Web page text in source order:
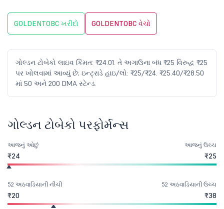
GOLDENTOBC ખરીદો GOLDENTOBC વેચો
ગોલ્ડન ટોબેકો લાઇવ કિંમત: ₹24.01. તે અગાઉના બંધ ₹25 વિરુદ્ધ ₹25
પર ખોલવામાં આવ્યું છે; ઇન્ટ્રાડે હાઇ/લો: ₹25/₹24. ₹25.40/₹28.50
માં 50 અને 200 DMA સ્ટેન્ડ.
ગોલ્ડન ટોબેકો પરફોર્મન્સ
આજનું ઓછું
₹24
આજનું ઉચ્ચ
₹25
52 અઠવાડિયાની નીચી
₹20
52 અઠવાડિયાની ઉચ્ચ
₹38